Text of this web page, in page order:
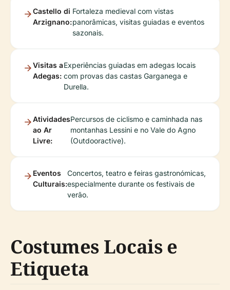
Castello di
Arzignano:
Fortaleza medieval com vistas
panorâmicas, visitas guiadas e eventos
sazonais.
Visitas a
Adegas:
Experiências guiadas em adegas locais
com provas das castas Garganega e
Durella.
Atividades
ao Ar
Livre:
Percursos de ciclismo e caminhada nas
montanhas Lessini e no Vale do Agno
(Outdooractive).
Eventos
Culturais:
Concertos, teatro e feiras gastronómicas,
especialmente durante os festivais de
verão.
Costumes Locais e
Etiqueta